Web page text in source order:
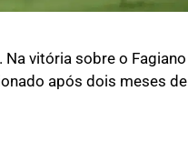
vitória sobre o Fagiano
após dois meses de